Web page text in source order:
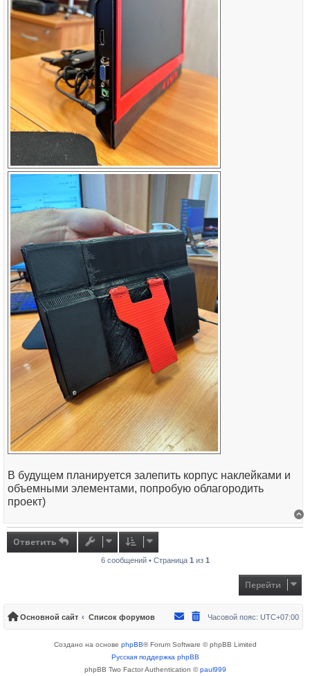
В будущем планируется залепить корпус наклейками и
объемными элементами, попробую облагородить
проект)
Ответить
6 сообщений • Страница 1 из 1
Перейти
Основной сайт Список форумов Часовой пояс: UTC+07:00
Создано на основе phpBB® Forum Software © phpBB Limited
Русская поддержка phpBB
phpBB Two Factor Authentication ©paul999